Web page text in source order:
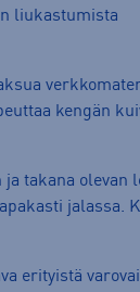
liukastumista
kengän
takana olevan
jalassa.
erityistä